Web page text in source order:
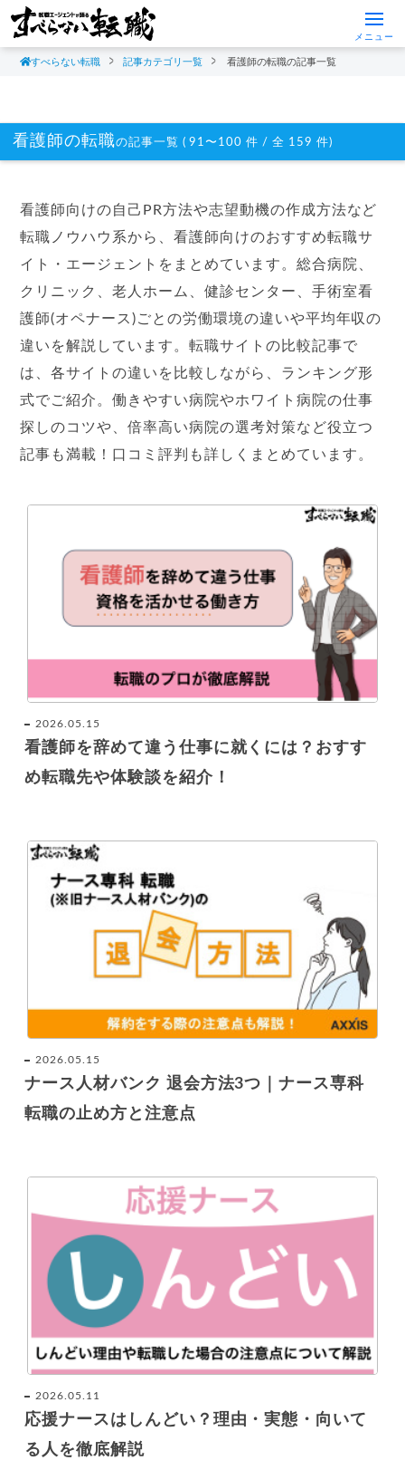
メニュー
すべらない転職 記事カテゴリ一覧 看護師の転職の記事一覧
看護師の転職の記事一覧 ( 91〜100 件 / 全 159 件)
看護師向けの自己PR方法や志望動機の作成方法など
転職ノウハウ系から、看護師向けのおすすめ転職サ
イト・エージェントをまとめています。総合病院、
クリニック、老人ホーム、健診センター、手術室看
護師(オペナース)ごとの労働環境の違いや平均年収の
違いを解説しています。転職サイトの比較記事で
は、各サイトの違いを比較しながら、ランキング形
式でご紹介。働きやすい病院やホワイト病院の仕事
探しのコツや、倍率高い病院の選考対策など役立つ
記事も満載！口コミ評判も詳しくまとめています。
2026.05.15
看護師を辞めて違う仕事に就くには？おすす
め転職先や体験談を紹介！
2026.05.15
ナース人材バンク 退会方法3つ｜ナース専科
転職の止め方と注意点
2026.05.11
応援ナースはしんどい？理由・実態・向いて
る人を徹底解説